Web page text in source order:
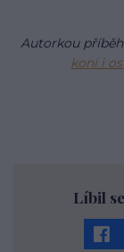
Autorkou
koní i
Líbil